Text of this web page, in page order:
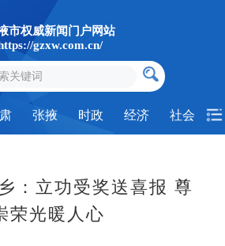
市权威新闻门户网站
gzxw.com.cn/
张掖 时政 经济 社会
：立功受奖送喜报 尊
荣光暖人心